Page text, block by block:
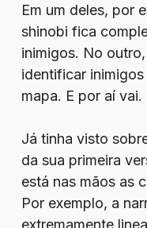
Em um deles, por
shinobi fica
inimigos. No
identificar
mapa. E por aí vai.
Já tinha visto
da sua primeira
está nas mãos as
Por exemplo, a